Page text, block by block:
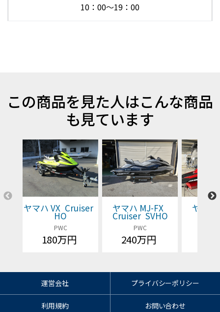
10：00～19：00
この商品を見た人はこんな商品
も見ています
ヤマハ VX Cruiser
HO
PWC
180万円
ヤマハ MJ-FX
Cruiser SVHO
PWC
240万円
ヤマ
運営会社 プライバシーポリシー
利用規約 お問い合わせ